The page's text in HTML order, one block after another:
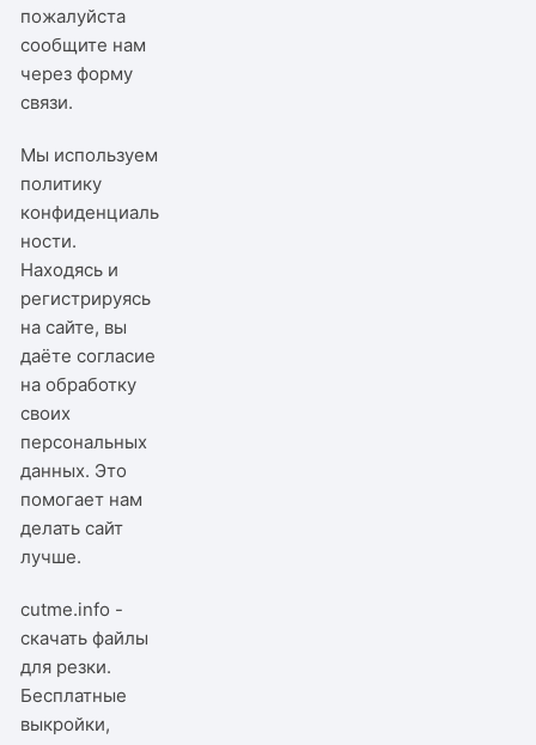
пожалуйста
сообщите нам
черезформу
связи.
Мы используем
политику
конфиденциаль
ности.
Находясь и
регистрируясь
на сайте, вы
даёте согласие
на обработку
своих
персональных
данных. Это
помогает нам
делать сайт
лучше.
cutme.info -
скачать файлы
для резки.
Бесплатные
выкройки,